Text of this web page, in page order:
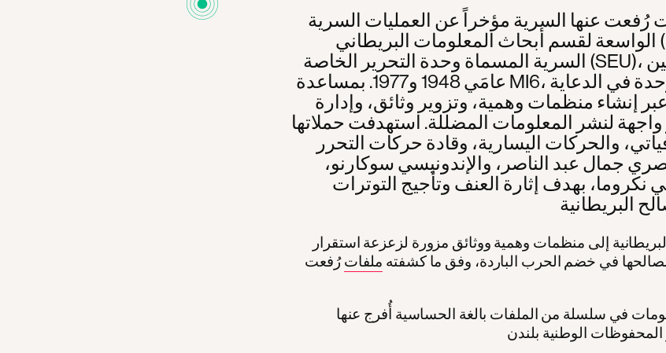
عنها السرية مؤخراً عن العمليات السرية
الواسعة لقسم أبحاث المعلومات البريطاني (IRD) ووحدته
السرية المسماة وحدة التحرير الخاصة (SEU)، اللتين عملتا بين
عامَي 1948 و1977. بمساعدة MI6، تخصصت الوحدة في الدعاية
إنشاء منظمات وهمية، وتزوير وثائق، وإدارة
واجهة لنشر المعلومات المضللة. استهدفت حملاتها
والحركات اليسارية، وقادة حركات التحرر
جمال عبد الناصر، والإندونيسي سوكارنو،
نكروما، بهدف إثارة العنف وتأجيج التوترات
إلى منظمات وهمية ووثائق مزورة لزعزعة استقرار
مصالحها في خضم الحرب الباردة، وفق ما كشفته ملفاترُفعت
في سلسلة من الملفات بالغة الحساسية أُفرج عنها